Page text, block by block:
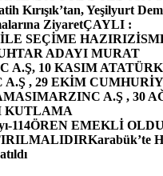
Kırışık’tan, Yeşilyurt
ZiyaretÇAYLI :
SEÇİME HAZIRIZ
ADAYI MURAT
A.Ş, 10 KASIM
A.Ş , 29 EKİM
MARZINC A.Ş , 30
KUTLAMA
114ÖREN EMEKLİ OLDU
Karabük’te